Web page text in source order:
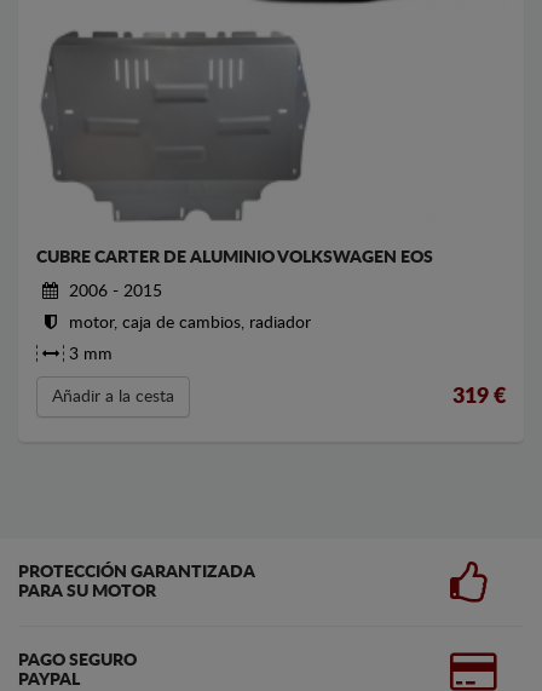
CUBRE CARTER DE ALUMINIO VOLKSWAGEN EOS
2006 - 2015
motor, caja de cambios, radiador
3 mm
Añadir a la cesta 319 €
PROTECCIÓN GARANTIZADA
PARA SU MOTOR
PAGO SEGURO
PAYPAL